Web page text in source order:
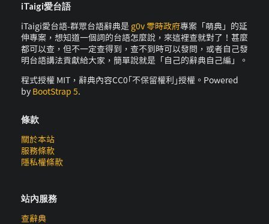
iTaigi愛台語
iTaigi愛台語-群眾台語辭典是 g0v 零時政府專案「萌典」的延
伸專案，想知道一個詞的台語怎麼說，來這裡查就對了！甚麼
都可以查，但不一定查得到，查不到時可以發問，或者自己發
明台語講法貢獻給大家，簡單說就是「自己的辭典自己編」。
程式授權 MIT，辭典內容CC0｢不保留權利｣授權。Powered
by BootStrap 5.
條款
關於本站
服務條款
隱私權條款
站內服務
查辭典